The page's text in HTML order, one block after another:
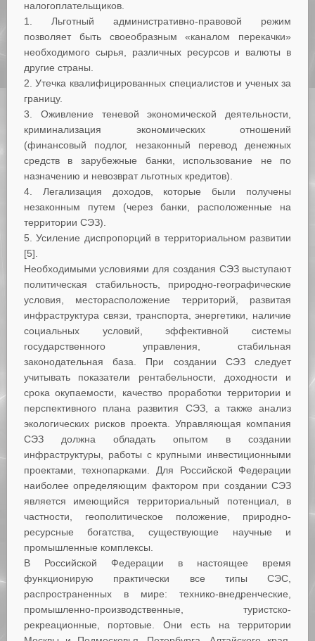
налогоплательщиков.
Льготный административно-правовой режим
позволяет быть своеобразным «каналом перекачки»
необходимого сырья, различных ресурсов и валюты в
другие страны.
Утечка квалифицированных специалистов и ученых за
границу.
Оживление теневой экономической деятельности,
криминализация экономических отношений
(финансовый подлог, незаконный перевод денежных
средств в зарубежные банки, использование не по
назначению и невозврат льготных кредитов).
Легализация доходов, которые были получены
незаконным путем (через банки, расположенные на
территории СЭЗ).
Усиление диспропорций в территориальном развитии
[5].
Необходимыми условиями для создания СЭЗ выступают
политическая стабильность, природно-географические
условия, месторасположение территорий, развитая
инфраструктура связи, транспорта, энергетики, наличие
социальных условий, эффективной системы
государственного управления, стабильная
законодательная база. При создании СЭЗ следует
учитывать показатели рентабельности, доходности и
срока окупаемости, качество проработки территории и
перспективного плана развития СЭЗ, а также анализ
экологических рисков проекта. Управляющая компания
СЭЗ должна обладать опытом в создании
инфраструктуры, работы с крупными инвестиционными
проектами, технопарками. Для Российской Федерации
наиболее определяющим фактором при создании СЭЗ
является имеющийся территориальный потенциал, в
частности, геополитическое положение, природно-
ресурсные богатства, существующие научные и
промышленные комплексы.
В Российской Федерации в настоящее время
функционирую практически все типы СЭС,
распространенных в мире: технико-внедренческие,
промышленно-производственные, туристско-
рекреационные, портовые. Они есть на территории